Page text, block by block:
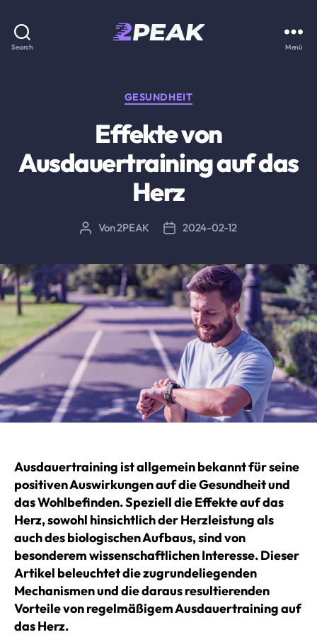
Search Menü
Kategorien
GESUNDHEIT
Effekte von
Ausdauertraining auf das
Herz
Beitragsautor
Von2PEAK Beitragsdatum
2024-02-12
Ausdauertraining ist allgemein bekannt für seine
positiven Auswirkungen auf die Gesundheit und
das Wohlbefinden. Speziell die Effekte auf das
Herz, sowohl hinsichtlich der Herzleistung als
auch des biologischen Aufbaus, sind von
besonderem wissenschaftlichen Interesse. Dieser
Artikel beleuchtet die zugrundeliegenden
Mechanismen und die daraus resultierenden
Vorteile von regelmäßigem Ausdauertraining auf
das Herz.